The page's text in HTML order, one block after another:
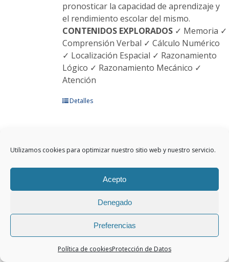
Utilizamos cookies para optimizar nuestro sitio web y nuestro servicio.
Acepto
Denegado
Preferencias
Política de cookiesProtección de Datos
pronosticar la capacidad de aprendizaje y
el rendimiento escolar del mismo.
CONTENIDOS EXPLORADOS✓ Memoria ✓
Comprensión Verbal ✓ Cálculo Numérico
✓ Localización Espacial ✓ Razonamiento
Lógico ✓ Razonamiento Mecánico ✓
Atención
Este
variantes.
se
elegir
la
página
Detalles
BETA 5
BATERIA ESPAÑOLA DE TEST DE
APTITUDESEste test permite obtener una
información muy contrastada sobre
diversas capacidades o aptitudes que